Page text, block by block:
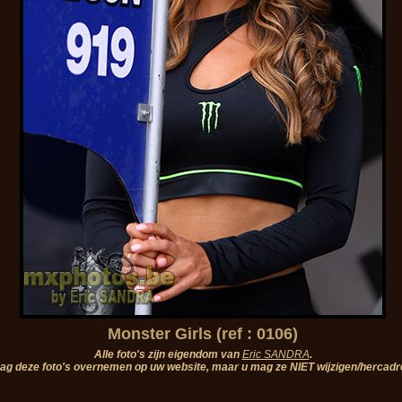
Monster Girls (ref : 0106)
Alle foto's zijn eigendom van Eric SANDRA.
deze foto's overnemen op uw website, maar u mag ze NIET wijzigen/